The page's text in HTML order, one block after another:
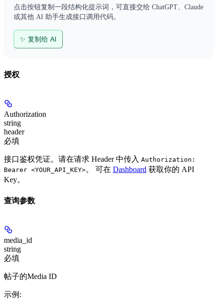
点击按钮复制一段结构化提示词，可直接交给 ChatGPT、Claude
或其他 AI 助手生成接口调用代码。
✨ 复制给 AI
授权
Authorization
string
header
必填
接口鉴权凭证。请在请求 Header 中传入 Authorization:
Bearer <YOUR_API_KEY>。 可在 Dashboard 获取你的 API
Key。
查询参数
media_id
string
必填
帖子的Media ID
示例 :